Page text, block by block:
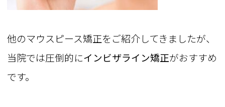
他のマウスピース矯正をご紹介してきましたが、
当院では圧倒的にインビザライン矯正がおすすめ
です。